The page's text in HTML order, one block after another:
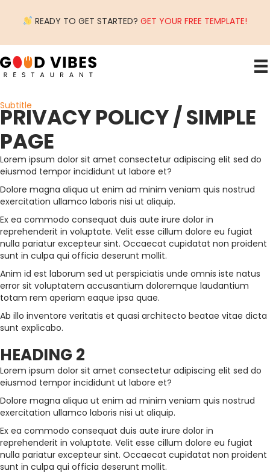
READY TO GET STARTED? GET YOUR FREE TEMPLATE!
Subtitle
PRIVACY POLICY / SIMPLE
PAGE
Lorem ipsum dolor sit amet consectetur adipiscing elit sed do
eiusmod tempor incididunt ut labore et?
Dolore magna aliqua ut enim ad minim veniam quis nostrud
exercitation ullamco laboris nisi ut aliquip.
Ex ea commodo consequat duis aute irure dolor in
reprehenderit in voluptate. Velit esse cillum dolore eu fugiat
nulla pariatur excepteur sint. Occaecat cupidatat non proident
sunt in culpa qui officia deserunt mollit.
Anim id est laborum sed ut perspiciatis unde omnis iste natus
error sit voluptatem accusantium doloremque laudantium
totam rem aperiam eaque ipsa quae.
Ab illo inventore veritatis et quasi architecto beatae vitae dicta
sunt explicabo.
HEADING 2
Lorem ipsum dolor sit amet consectetur adipiscing elit sed do
eiusmod tempor incididunt ut labore et?
Dolore magna aliqua ut enim ad minim veniam quis nostrud
exercitation ullamco laboris nisi ut aliquip.
Ex ea commodo consequat duis aute irure dolor in
reprehenderit in voluptate. Velit esse cillum dolore eu fugiat
nulla pariatur excepteur sint. Occaecat cupidatat non proident
sunt in culpa qui officia deserunt mollit.